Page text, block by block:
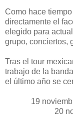
Como hace
directamente el
elegido para
grupo, conciertos,
Tras el tour
trabajo de la
el último año se
19
20